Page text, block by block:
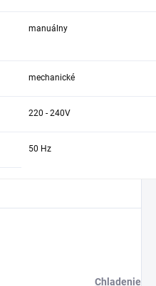
manuálny
mechanické
220 - 240V
50 Hz
Chladenie